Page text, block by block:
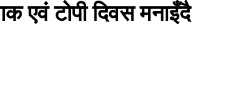
एवं टोपी दिवस मनाइँदै